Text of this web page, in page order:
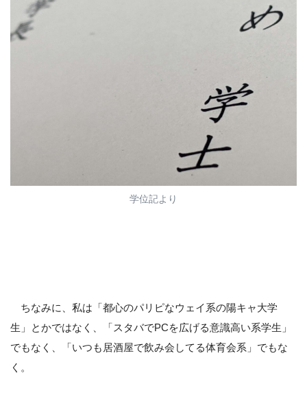
学位記より
ちなみに、私は「都心のパリピなウェイ系の陽キャ大学
生」とかではなく、「スタバでPCを広げる意識高い系学生」
でもなく、「いつも居酒屋で飲み会してる体育会系」でもな
く。